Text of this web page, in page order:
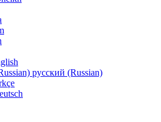
русский (Russian)